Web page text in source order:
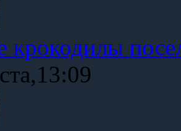
крокодилы